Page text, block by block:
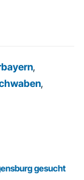
,
,
gesucht